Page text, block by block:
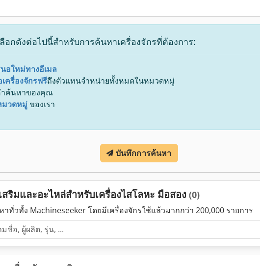
อกดังต่อไปนี้สำหรับการค้นหาเครื่องจักรที่ต้องการ:
อใหม่ทางอีเมล
ครื่องจักรฟรีถึงตัวแทนจำหน่ายทั้งหมดในหมวดหมู่
ำค้นหาของคุณ
มวดหมู่ของเรา
บันทึกการค้นหา
ริมและอะไหล่สำหรับเครื่องไสโลหะ มือสอง (0)
ทั่วทั้ง Machineseeker โดยมีเครื่องจักรใช้แล้วมากกว่า 200,000 รายการ